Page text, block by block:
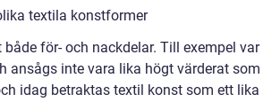
textila konstformer
för- och nackdelar. Till exempel var
ansågs inte vara lika högt värderat som
idag betraktas textil konst som ett lika